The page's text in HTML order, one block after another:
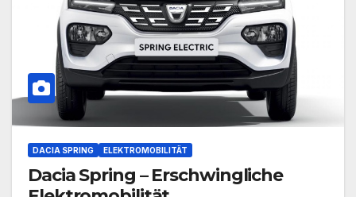
DACIA SPRING ELEKTROMOBILITÄT
Dacia Spring – Erschwingliche